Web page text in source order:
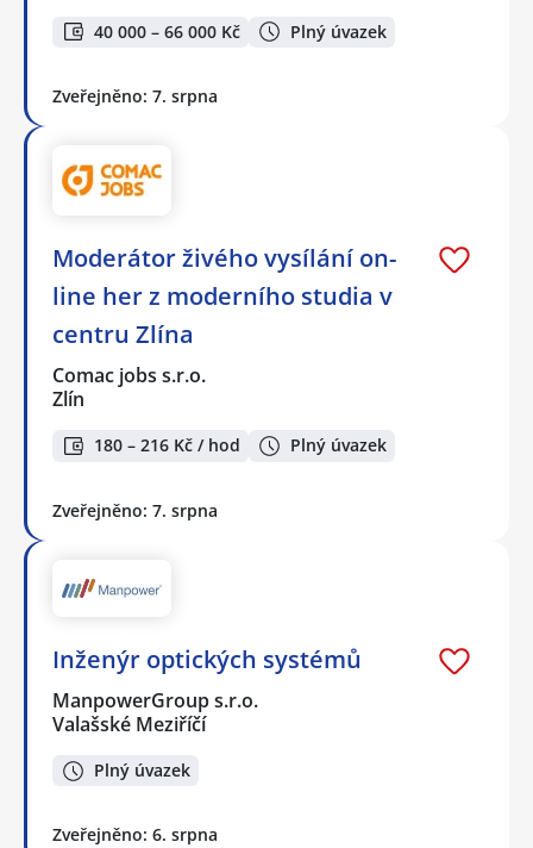
40 000 – 66 000 Kč Plný úvazek
Zveřejněno: 7. srpna
Moderátor živého vysílání on-
line her z moderního studia v
centru Zlína
Comac jobs s.r.o.
Zlín
180 – 216 Kč / hod Plný úvazek
Zveřejněno: 7. srpna
Inženýr optických systémů
ManpowerGroup s.r.o.
Valašské Meziříčí
Plný úvazek
Zveřejněno: 6. srpna